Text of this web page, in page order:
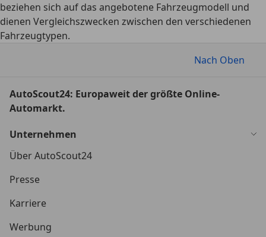
beziehen sich auf das angebotene Fahrzeugmodell und
dienen Vergleichszwecken zwischen den verschiedenen
Fahrzeugtypen.
Nach Oben
AutoScout24: Europaweit der größte Online-
Automarkt.
Unternehmen
Über AutoScout24
Presse
Karriere
Werbung